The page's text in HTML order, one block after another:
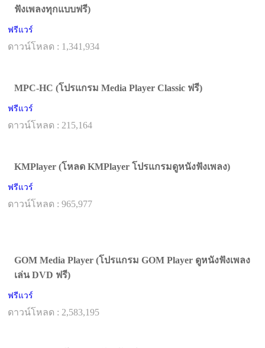
ฟังเพลงทุกแบบฟรี)
ฟรีแวร์
ดาวน์โหลด : 1,341,934
MPC-HC (โปรแกรม Media Player Classic ฟรี)
ฟรีแวร์
ดาวน์โหลด : 215,164
KMPlayer (โหลด KMPlayer โปรแกรมดูหนังฟังเพลง)
ฟรีแวร์
ดาวน์โหลด : 965,977
GOM Media Player (โปรแกรม GOM Player ดูหนังฟังเพลง
เล่น DVD ฟรี)
ฟรีแวร์
ดาวน์โหลด : 2,583,195